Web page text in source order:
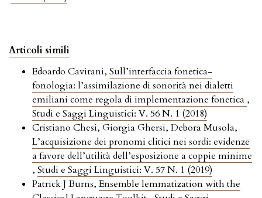
Articoli simili
Edoardo Cavirani, Sull’interfaccia fonetica-
fonologia: l’assimilazione di sonorità nei dialetti
emiliani come regola di implementazione fonetica ,
Studi e Saggi Linguistici: V. 56 N. 1 (2018)
Cristiano Chesi, Giorgia Ghersi, Debora Musola,
L’acquisizione dei pronomi clitici nei sordi: evidenze
a favore dell’utilità dell’esposizione a coppie minime
, Studi e Saggi Linguistici: V. 57 N. 1 (2019)
Patrick J Burns,Ensemble lemmatization with the